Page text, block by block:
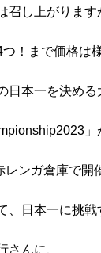
召し上がります
！まで価格は様
日本一を決める
」
ンガ倉庫で開
、日本一に挑戦
さんに、